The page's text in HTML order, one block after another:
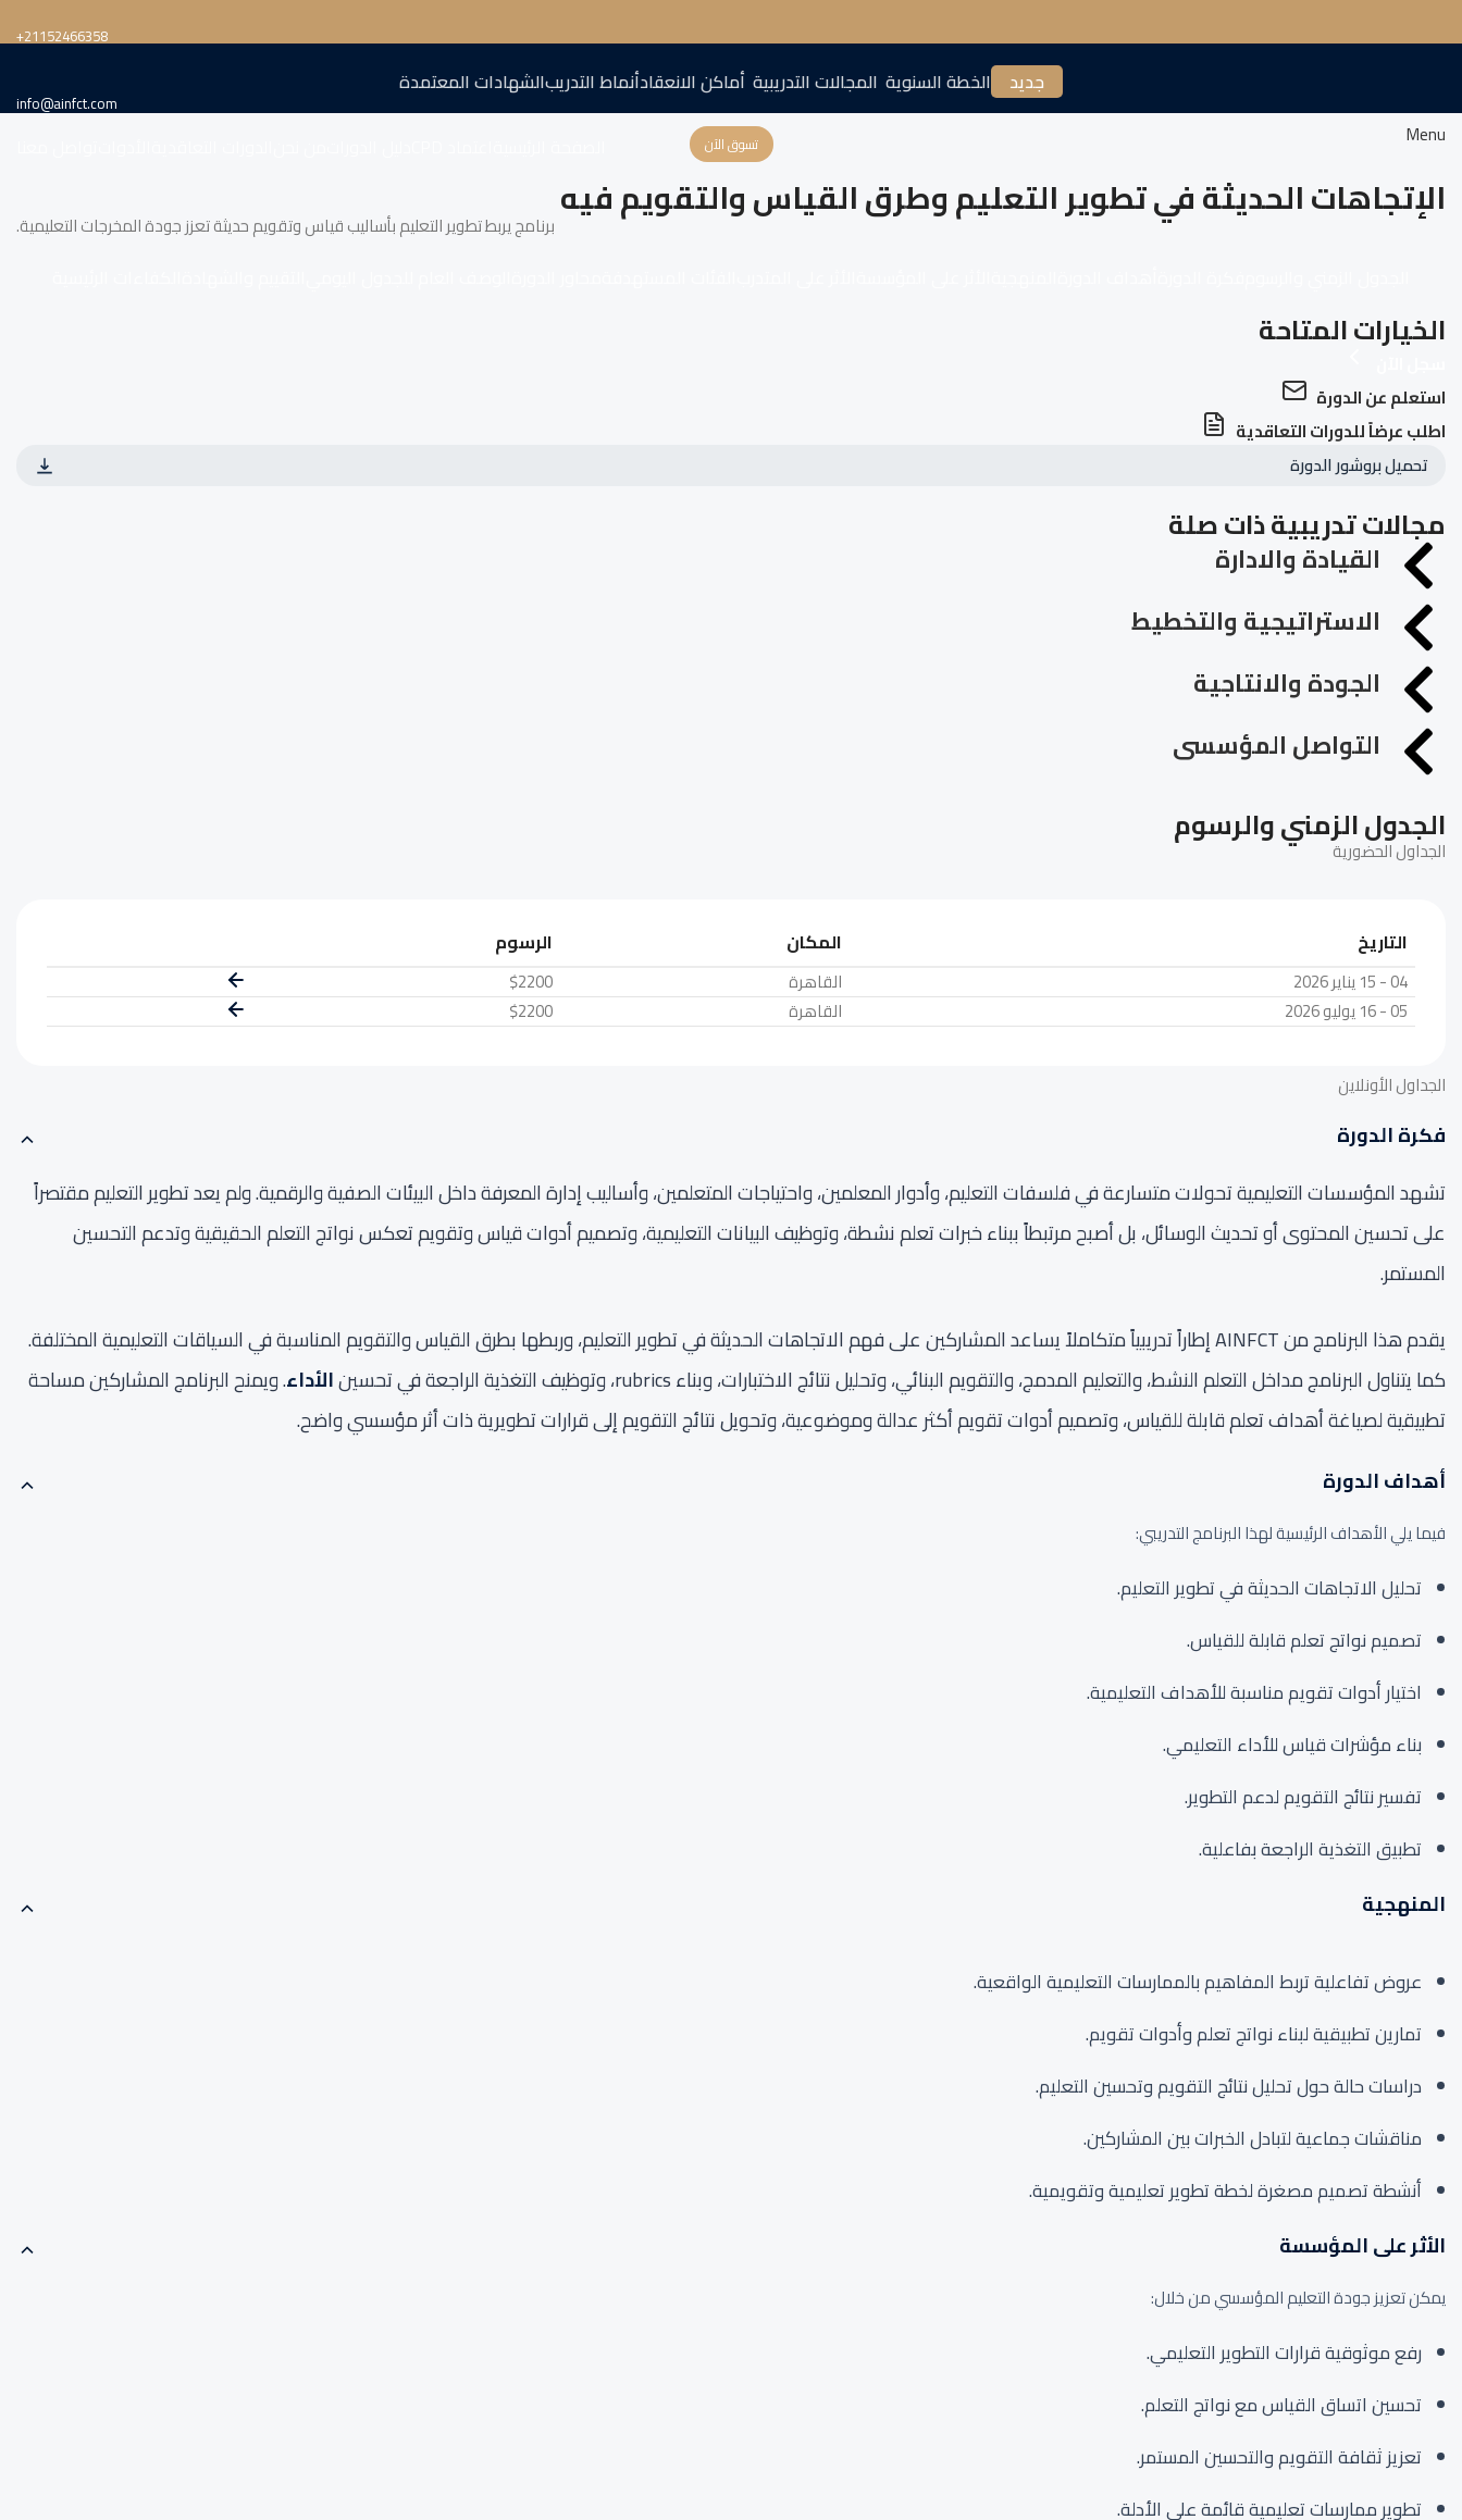
‎+21152466358
info@ainfct.com
جديد الخطة السنوية المجالات التدريبية أماكن الانعقادأنماط التدريبالشهادات المعتمدة
Menu تسوق الآن
الإتجاهات الحديثة في تطوير التعليم وطرق القياس والتقويم فيه برنامج يربط تطوير التعليم بأساليب قياس وتقويم حديثة تعزز جودة المخرجات التعليمية.
الخيارات المتاحة
استعلم عن الدورة
اطلب عرضاً للدورات التعاقدية
تحميل بروشور الدورة
مجالات تدريبية ذات صلة
القيادة والادارة
الاستراتيجية والتخطيط
الجودة والانتاجية
التواصل المؤسسى
الجدول الزمني والرسوم
الجداول الحضورية
التاريخ المكان الرسوم
04 - 15 يناير 2026 القاهرة
$2200
05 - 16 يوليو 2026
القاهرة $2200
الجداول الأونلاين
فكرة الدورة
تشهد المؤسسات التعليمية تحولات متسارعة في فلسفات التعليم، وأدوار المعلمين، واحتياجات المتعلمين، وأساليب إدارة المعرفة داخل البيئات الصفية والرقمية. ولم يعد تطوير التعليم مقتصراً
على تحسين المحتوى أو تحديث الوسائل، بل أصبح مرتبطاً ببناء خبرات تعلم نشطة، وتوظيف البيانات التعليمية، وتصميم أدوات قياس وتقويم تعكس نواتج التعلم الحقيقية وتدعم التحسين
المستمر.
يقدم هذا البرنامج من AINFCT إطاراً تدريبياً متكاملاً يساعد المشاركين على فهم الاتجاهات الحديثة في تطوير التعليم، وربطها بطرق القياس والتقويم المناسبة في السياقات التعليمية المختلفة.
كما يتناول البرنامج مداخل التعلم النشط، والتعليم المدمج، والتقويم البنائي، وتحليل نتائج الاختبارات، وبناء rubrics، وتوظيف التغذية الراجعة في تحسين
الأداء. ويمنح البرنامج المشاركين مساحة
تطبيقية لصياغة أهداف تعلم قابلة للقياس، وتصميم أدوات تقويم أكثر عدالة وموضوعية، وتحويل نتائج التقويم إلى قرارات تطويرية ذات أثر مؤسسي واضح.
أهداف الدورة
فيما يلي الأهداف الرئيسية لهذا البرنامج التدريبي:
تحليل الاتجاهات الحديثة في تطوير التعليم.
تصميم نواتج تعلم قابلة للقياس.
اختيار أدوات تقويم مناسبة للأهداف التعليمية.
بناء مؤشرات قياس للأداء التعليمي.
تفسير نتائج التقويم لدعم التطوير.
تطبيق التغذية الراجعة بفاعلية.
المنهجية
عروض تفاعلية تربط المفاهيم بالممارسات التعليمية الواقعية.
تمارين تطبيقية لبناء نواتج تعلم وأدوات تقويم.
دراسات حالة حول تحليل نتائج التقويم وتحسين التعليم.
مناقشات جماعية لتبادل الخبرات بين المشاركين.
أنشطة تصميم مصغرة لخطة تطوير تعليمية وتقويمية.
الأثر على المؤسسة
يمكن تعزيز جودة التعليم المؤسسي من خلال:
رفع موثوقية قرارات التطوير التعليمي.
تحسين اتساق القياس مع نواتج التعلم.
تعزيز ثقافة التقويم والتحسين المستمر.
تطوير ممارسات تعليمية قائمة على الأدلة.